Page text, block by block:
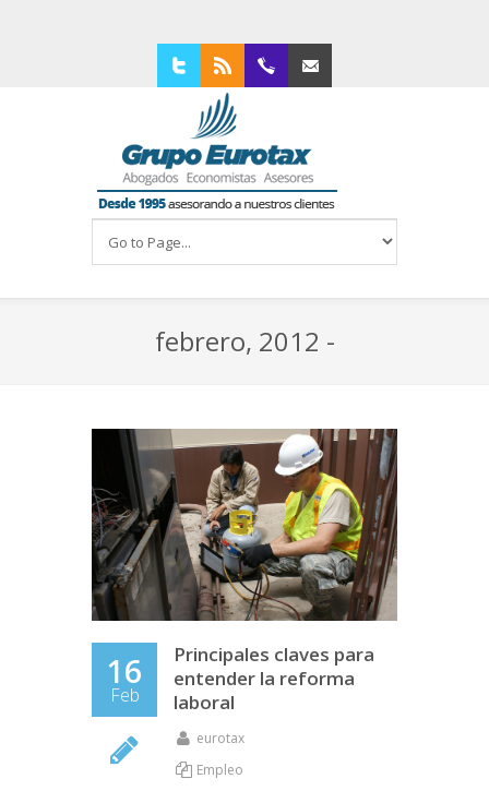
TwitterRSS
febrero, 2012 -
16
Feb
Principales claves para
entender la reforma
laboral
eurotax
Empleo